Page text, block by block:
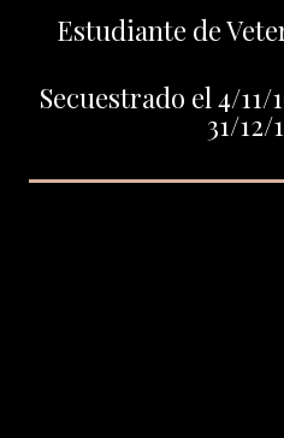
Estudiante de
Secuestrado el 4/11/
31/12/